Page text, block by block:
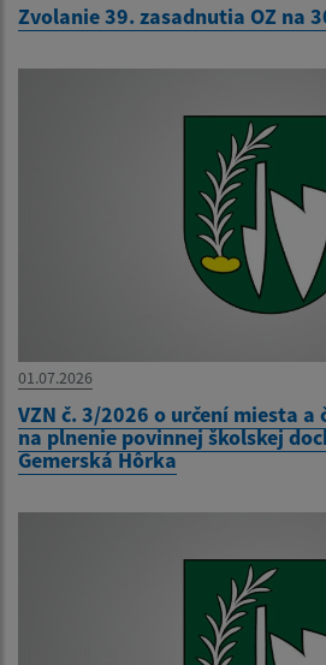
Zvolanie 39. zasadnutia OZ na
01.07.2026
VZN č. 3/2026 o určení miesta
na plnenie povinnej školskej
Gemerská Hôrka